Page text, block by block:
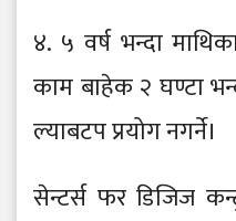
४. ५ वर्ष भन्दा
काम बाहेक २ घण्टा
ल्याबटप प्रयोग नगर्ने।
सेन्टर्स फर डिजिज